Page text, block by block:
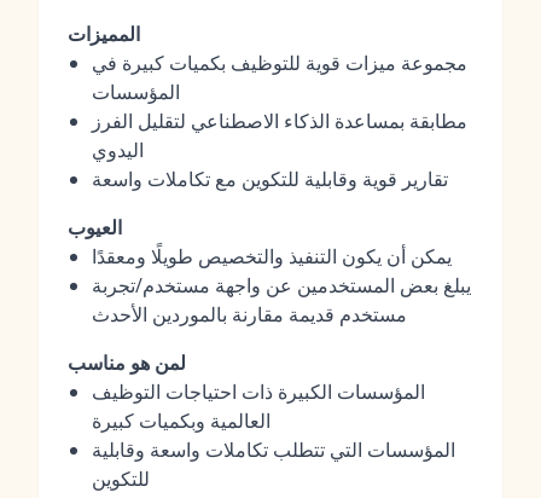
المميزات
مجموعة ميزات قوية للتوظيف بكميات كبيرة في
المؤسسات
مطابقة بمساعدة الذكاء الاصطناعي لتقليل الفرز
اليدوي
تقارير قوية وقابلية للتكوين مع تكاملات واسعة
العيوب
يمكن أن يكون التنفيذ والتخصيص طويلًا ومعقدًا
يبلغ بعض المستخدمين عن واجهة مستخدم/تجربة
مستخدم قديمة مقارنة بالموردين الأحدث
لمن هو مناسب
المؤسسات الكبيرة ذات احتياجات التوظيف
العالمية وبكميات كبيرة
المؤسسات التي تتطلب تكاملات واسعة وقابلية
للتكوين